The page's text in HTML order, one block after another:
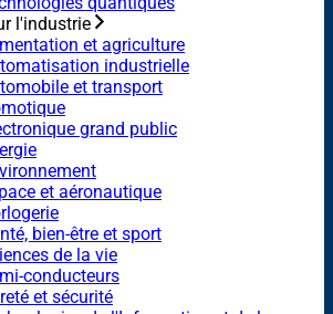
l'industrie
et agriculture
industrielle
et transport
grand public
et aéronautique
bien-être et sport
de la vie
conducteurs
et sécurité